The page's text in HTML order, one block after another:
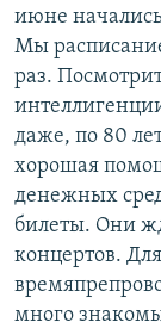
июне
Мы
раз.
даже, по 80
хорошая
денежных
билеты. Они
концертов.
много